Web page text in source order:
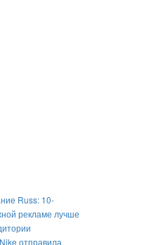
Russ: 10-
рекламе лучше
отправила